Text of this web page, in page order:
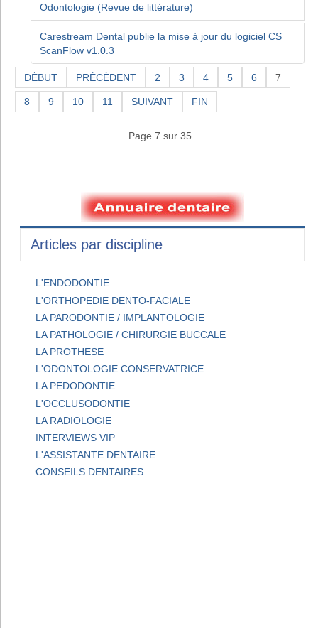
Odontologie (Revue de littérature)
Carestream Dental publie la mise à jour du logiciel CS
ScanFlow v1.0.3
DÉBUT PRÉCÉDENT 2 3 4 5 6 7
8 9 10 11 SUIVANT FIN
Page 7 sur 35
Articles par discipline
L'ENDODONTIE
L'ORTHOPEDIE DENTO-FACIALE
LA PARODONTIE / IMPLANTOLOGIE
LA PATHOLOGIE / CHIRURGIE BUCCALE
LA PROTHESE
L'ODONTOLOGIE CONSERVATRICE
LA PEDODONTIE
L'OCCLUSODONTIE
LA RADIOLOGIE
INTERVIEWS VIP
L'ASSISTANTE DENTAIRE
CONSEILS DENTAIRES